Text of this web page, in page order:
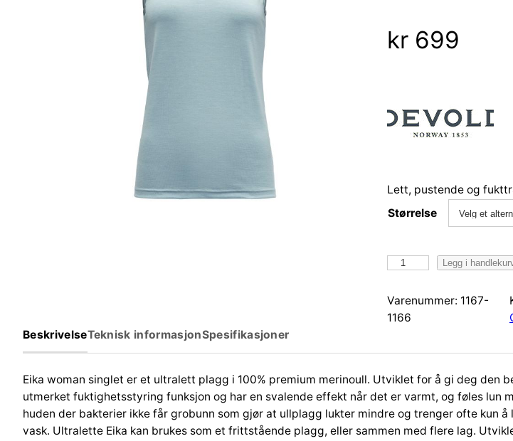
kr 699
Lett, pustende og
Størrelse
v
o
i
k
a
1
Legg i
Varenummer: 1167-
1166
BeskrivelseTeknisk informasjonSpesifikasjoner
Eika woman singlet er et ultralett plagg i 100% premium merinoull. Utviklet for å gi deg den
utmerket fuktighetsstyring funksjon og har en svalende effekt når det er varmt, og føles lun
huden der bakterier ikke får grobunn som gjør at ullplagg lukter mindre og trenger ofte kun
vask. Ultralette Eika kan brukes som et frittstående plagg, eller sammen med flere lag.